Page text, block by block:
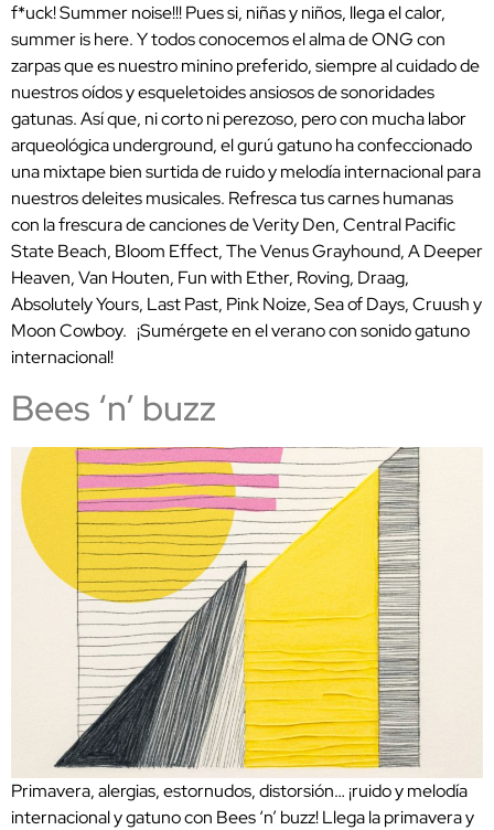
f*uck! Summer noise!!! Pues si, niñas y niños, llega el calor,
summer is here. Y todos conocemos el alma de ONG con
zarpas que es nuestro minino preferido, siempre al cuidado de
nuestros oídos y esqueletoides ansiosos de sonoridades
gatunas. Así que, ni corto ni perezoso, pero con mucha labor
arqueológica underground, el gurú gatuno ha confeccionado
una mixtape bien surtida de ruido y melodía internacional para
nuestros deleites musicales. Refresca tus carnes humanas
con la frescura de canciones de Verity Den, Central Pacific
State Beach, Bloom Effect, The Venus Grayhound, A Deeper
Heaven, Van Houten, Fun with Ether, Roving, Draag,
Absolutely Yours, Last Past, Pink Noize, Sea of Days, Cruush y
Moon Cowboy. ¡Sumérgete en el verano con sonido gatuno
internacional!
Bees ‘n’ buzz
Primavera, alergias, estornudos, distorsión… ¡ruido y melodía
internacional y gatuno con Bees ‘n’ buzz! Llega la primavera y